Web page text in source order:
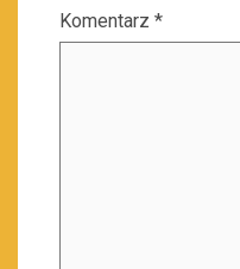
Komentarz *